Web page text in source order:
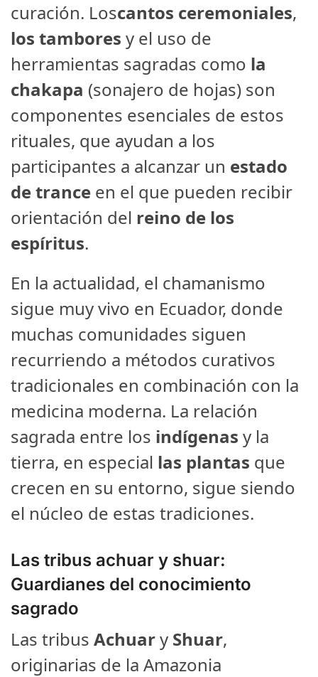
curación. Loscantos ceremoniales,
los tambores y el uso de
herramientas sagradas como la
chakapa (sonajero de hojas) son
componentes esenciales de estos
rituales, que ayudan a los
participantes a alcanzar un estado
de trance en el que pueden recibir
orientación del reino de los
espíritus.
En la actualidad, el chamanismo
sigue muy vivo en Ecuador, donde
muchas comunidades siguen
recurriendo a métodos curativos
tradicionales en combinación con la
medicina moderna. La relación
sagrada entre los indígenas y la
tierra, en especial las plantas que
crecen en su entorno, sigue siendo
el núcleo de estas tradiciones.
Las tribus achuar y shuar:
Guardianes del conocimiento
sagrado
Las tribus Achuary Shuar,
originarias de la Amazonia